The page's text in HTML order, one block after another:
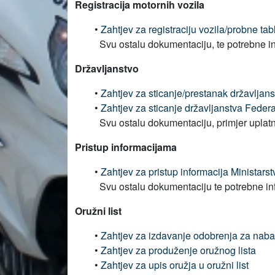
Registracija motornih vozila
• Zahtjev za registraciju vozila/probne
Svu ostalu dokumentaciju, te potrebne
Državljanstvo
• Zahtjev za sticanje/prestanak
• Zahtjev za sticanje državljanstva
Svu ostalu dokumentaciju, primjer
Pristup informacijama
• Zahtjev za pristup informacija
Svu ostalu dokumentaciju te potrebne
Oružni list
• Zahtjev za izdavanje odobrenja za
• Zahtjev za produženje oružnog lista
• Zahtjev za upis oružja u oružni list